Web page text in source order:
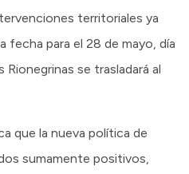
territoriales ya
fecha para el 28 de mayo, día
se trasladará al
que la nueva política de
sumamente positivos,